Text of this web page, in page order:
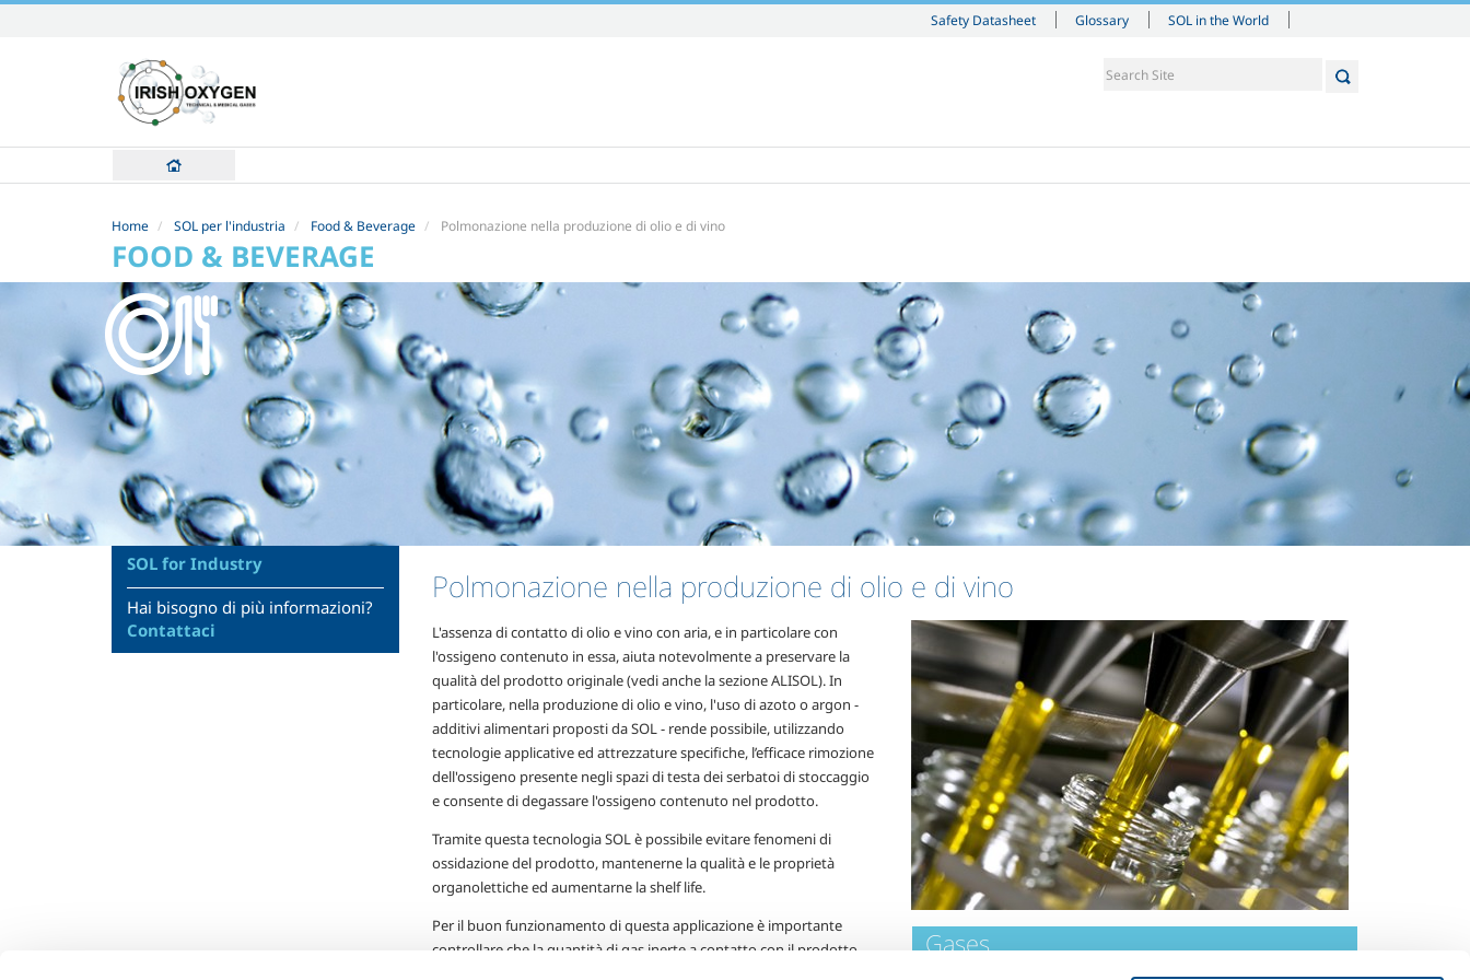
Safety Datasheet Glossary SOL in the World
to
content.
navigation
Home SOL per l'industria Food & Beverage Polmonazione nella produzione di olio e di vino
FOOD & BEVERAGE
Polmonazione nella produzione di olio e di vino
L'assenza di contatto di olio e vino con aria, e in particolare con
l'ossigeno contenuto in essa, aiuta notevolmente a preservare la
qualità del prodotto originale (vedi anche la sezione ALISOL). In
particolare, nella produzione di olio e vino, l'uso di azoto o argon -
additivi alimentari proposti da SOL - rende possibile, utilizzando
tecnologie applicative ed attrezzature specifiche, l’efficace rimozione
dell'ossigeno presente negli spazi di testa dei serbatoi di stoccaggio
e consente di degassare l'ossigeno contenuto nel prodotto.
Tramite questa tecnologia SOL è possibile evitare fenomeni di
ossidazione del prodotto, mantenerne la qualità e le proprietà
organolettiche ed aumentarne la shelf life.
Per il buon funzionamento di questa applicazione è importante
controllare che la quantità di gas inerte a contatto con il prodotto
Gases
SOL for Industry
Hai bisogno di più informazioni?
Contattaci